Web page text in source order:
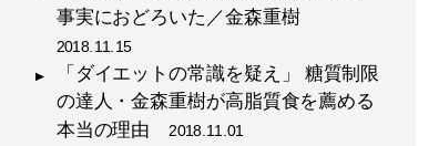
事実におどろいた／金森重樹
2018.11.15
「ダイエットの常識を疑え」 糖質制限
の達人・金森重樹が高脂質食を薦める
本当の理由
2018.11.01